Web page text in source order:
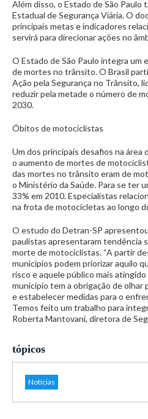
Além disso, o Estado de São Paulo
Estadual de Segurança Viária. O
principais metas e indicadores
servirá para direcionar ações no
O Estado de São Paulo integra um
de mortes no trânsito. O Brasil
Ação pela Segurança no Trânsito,
reduzir pela metade o número de
2030.
Óbitos de motociclistas
Um dos principais desafios na área
o aumento de mortes de
das mortes no trânsito eram de
o Ministério da Saúde. Para se ter
33% em 2010. Especialistas
na frota de motocicletas ao longo
O estudo do Detran-SP
paulistas apresentaram tendência
morte de motociclistas. “A partir
municípios podem priorizar aquilo
risco e aquele público mais
município tem a obrigação de
e estabelecer medidas para o
Temos feito um trabalho para
Roberta Mantovani, diretora de
tópicos
Notícias